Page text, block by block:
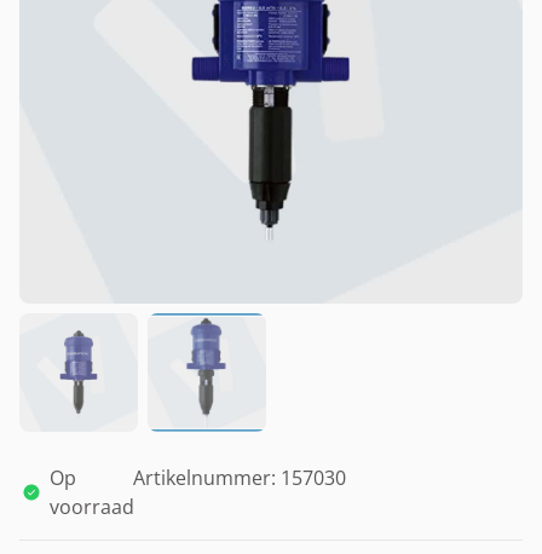
Op
voorraad
Artikelnummer: 157030